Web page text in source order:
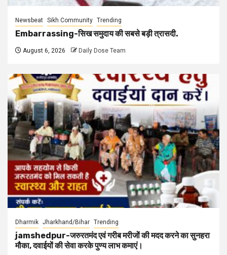
Newsbeat Sikh Community Trending
Embarrassing-सिख समुदाय की सबसे बड़ी त्रासदी.
August 6, 2026 Daily Dose Team
Dharmik Jharkhand/Bihar Trending
jamshedpur-जरुरतमंद एवं गरीब मरीजों की मदद करने का सुनहरा
मौका, दवाईयों की सेवा करके पुण्य लाभ कमाएं।